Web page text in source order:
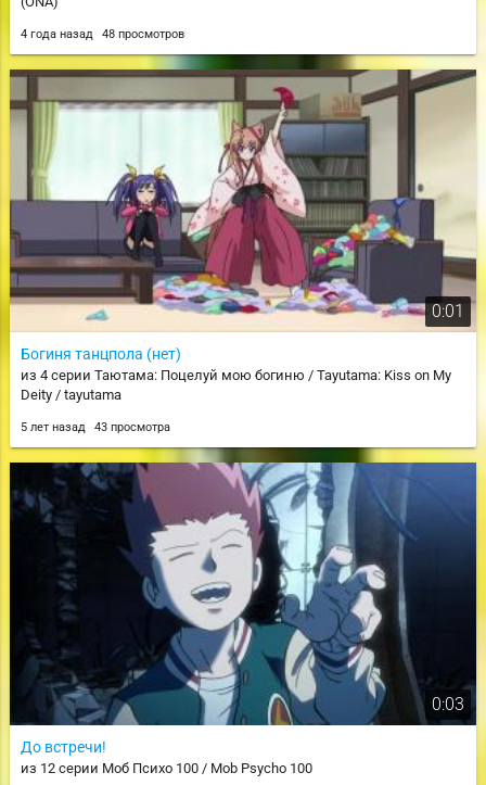
4 года назад 48 просмотров
0:01
Богиня танцпола (нет)
из 4 серии Таютама: Поцелуй мою богиню / Tayutama: Kiss on My
Deity / tayutama
5 лет назад 43 просмотра
0:03
До встречи!
из 12 серии Моб Психо 100 / Mob Psycho 100